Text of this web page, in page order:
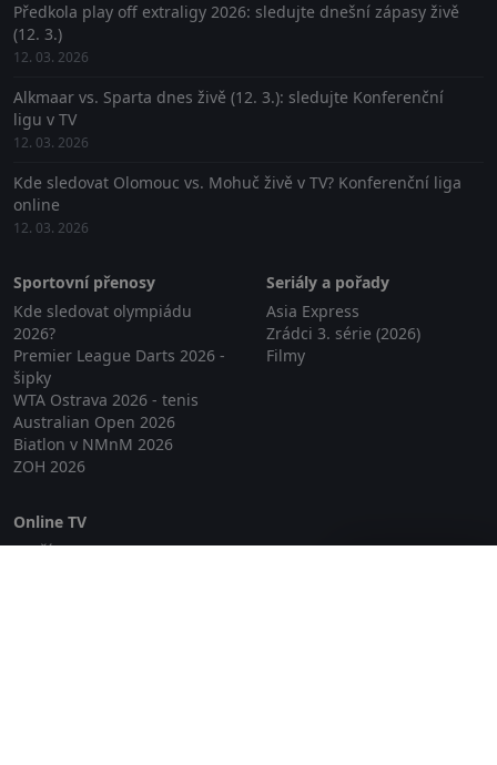
Předkola play off extraligy 2026: sledujte dnešní zápasy živě
(12. 3.)
12. 03. 2026
Alkmaar vs. Sparta dnes živě (12. 3.): sledujte Konferenční
ligu v TV
12. 03. 2026
Kde sledovat Olomouc vs. Mohuč živě v TV? Konferenční liga
online
12. 03. 2026
Sportovní přenosy
Kde sledovat olympiádu
2026?
Premier League Darts 2026 -
šipky
WTA Ostrava 2026 - tenis
Australian Open 2026
Biatlon v NMnM 2026
ZOH 2026
Seriály a pořady
Asia Express
Zrádci 3. série (2026)
Filmy
Online TV
Lepší.TV